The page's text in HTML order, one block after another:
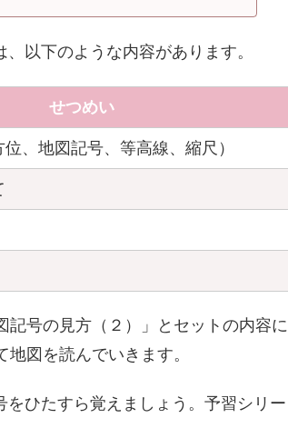
以下のような内容があります。
せつめい
、地図記号、等高線、縮尺）
号の見方（２）」とセットの内容に
図を読んでいきます。
ひたすら覚えましょう。予習シリー